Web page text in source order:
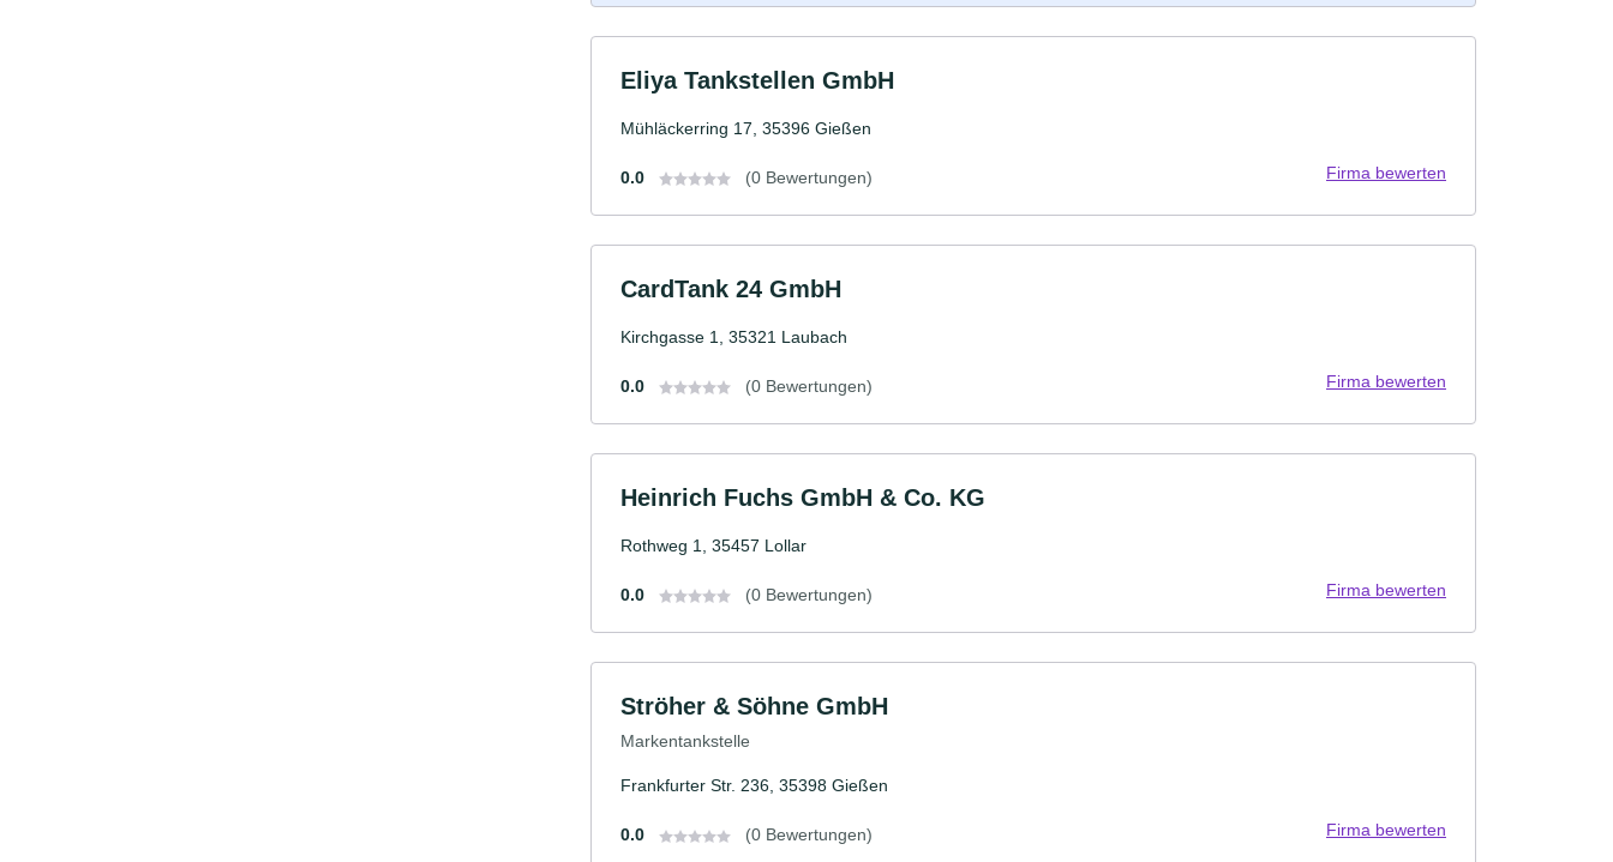
Eliya Tankstellen GmbH
Mühläckerring 17, 35396 Gießen
0.0 (0 Bewertungen) Firma bewerten
CardTank 24 GmbH
Kirchgasse 1, 35321 Laubach
0.0 (0 Bewertungen) Firma bewerten
Heinrich Fuchs GmbH & Co. KG
Rothweg 1, 35457 Lollar
0.0 (0 Bewertungen) Firma bewerten
Ströher & Söhne GmbH
Markentankstelle
Frankfurter Str. 236, 35398 Gießen
0.0 (0 Bewertungen) Firma bewerten